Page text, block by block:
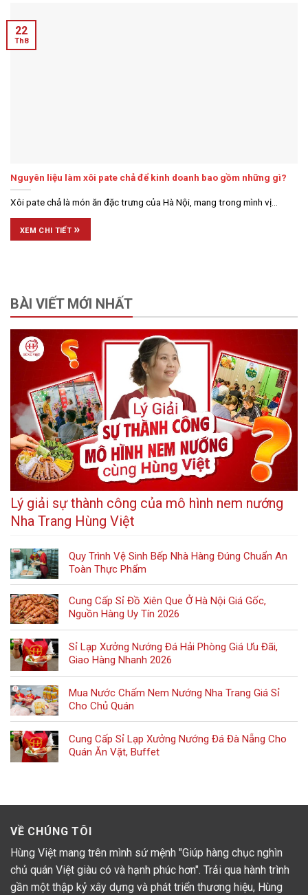
Nguyên liệu làm xôi pate chả để kinh doanh bao gồm những gì?
Xôi pate chả là món ăn đặc trưng của Hà Nội, mang trong mình vị...
XEM CHI TIẾT »
22
Th8
BÀI VIẾT MỚI NHẤT
Lý giải sự thành công của mô hình nem nướng
Nha Trang Hùng Việt
Quy Trình Vệ Sinh Bếp Nhà Hàng Đúng Chuẩn An
Toàn Thực Phẩm
Cung Cấp Sỉ Đồ Xiên Que Ở Hà Nội Giá Gốc,
Nguồn Hàng Uy Tín 2026
Sỉ Lạp Xưởng Nướng Đá Hải Phòng Giá Ưu Đãi,
Giao Hàng Nhanh 2026
Mua Nước Chấm Nem Nướng Nha Trang Giá Sỉ
Cho Chủ Quán
Cung Cấp Sỉ Lạp Xưởng Nướng Đá Đà Nẵng Cho
Quán Ăn Vặt, Buffet
VỀ CHÚNG TÔI
Hùng Việt mang trên mình sứ mệnh "Giúp hàng chục nghìn
chủ quán Việt giàu có và hạnh phúc hơn". Trải qua hành trình
gần một thập kỷ xây dựng và phát triển thương hiệu, Hùng